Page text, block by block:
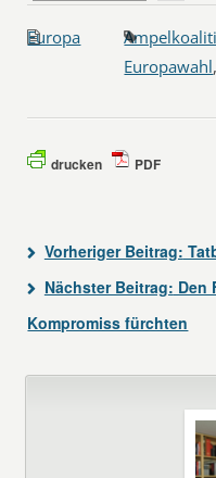
Europa
Europawahl,
drucken PDF
Vorheriger Beitrag:
Nächster Beitrag: Den
Kompromiss fürchten